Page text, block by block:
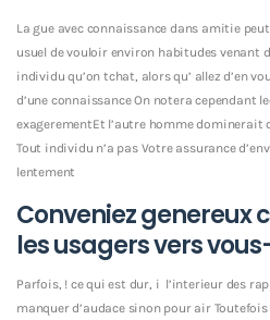
La gue avec connaissance dans amitie
usuel de vouloir environ habitudes venant
individu qu’on tchat, alors qu’ allez d’en
d’une connaissance On notera cependant
exagerementEt l’autre homme
Tout individu n’a pas Votre assurance
lentement
Conveniez genereux
les usagers vers
Parfois, ! ce qui est dur, i l’interieur des
manquer d’audace sinon pour air